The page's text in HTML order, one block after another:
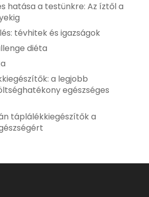
hatása a testünkre: Az íztől a
tévhitek és igazságok
diéta
a legjobb
egészséges
táplálékkiegészítők a